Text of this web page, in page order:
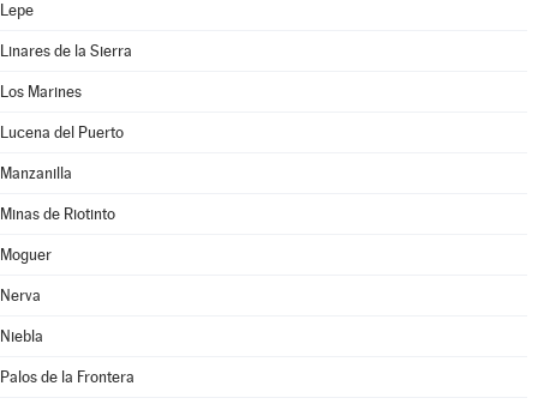
Lepe
Linares de la Sierra
Los Marines
Lucena del Puerto
Manzanilla
Minas de Riotinto
Moguer
Nerva
Niebla
Palos de la Frontera